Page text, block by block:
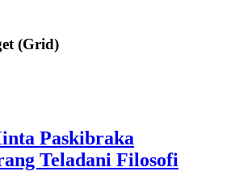
(Grid)
Paskibraka
Teladani Filosofi